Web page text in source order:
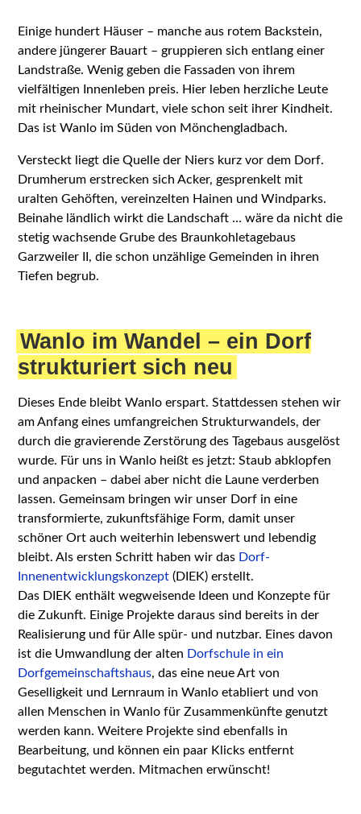
Einige hundert Häuser – manche aus rotem Backstein,
andere jüngerer Bauart – gruppieren sich entlang einer
Landstraße. Wenig geben die Fassaden von ihrem
vielfältigen Innenleben preis. Hier leben herzliche Leute
mit rheinischer Mundart, viele schon seit ihrer Kindheit.
Das ist Wanlo im Süden von Mönchengladbach.
Versteckt liegt die Quelle der Niers kurz vor dem Dorf.
Drumherum erstrecken sich Acker, gesprenkelt mit
uralten Gehöften, vereinzelten Hainen und Windparks.
Beinahe ländlich wirkt die Landschaft … wäre da nicht die
stetig wachsende Grube des Braunkohletagebaus
Garzweiler II, die schon unzählige Gemeinden in ihren
Tiefen begrub.
Wanlo im Wandel – ein Dorf
strukturiert sich neu
Dieses Ende bleibt Wanlo erspart. Stattdessen stehen wir
am Anfang eines umfangreichen Strukturwandels, der
durch die gravierende Zerstörung des Tagebaus ausgelöst
wurde. Für uns in Wanlo heißt es jetzt: Staub abklopfen
und anpacken – dabei aber nicht die Laune verderben
lassen. Gemeinsam bringen wir unser Dorf in eine
transformierte, zukunftsfähige Form, damit unser
schöner Ort auch weiterhin lebenswert und lebendig
bleibt. Als ersten Schritt haben wir das Dorf-
Innenentwicklungskonzept (DIEK) erstellt.
Das DIEK enthält wegweisende Ideen und Konzepte für
die Zukunft. Einige Projekte daraus sind bereits in der
Realisierung und für Alle spür- und nutzbar. Eines davon
ist die Umwandlung der alten Dorfschule in ein
Dorfgemeinschaftshaus, das eine neue Art von
Geselligkeit und Lernraum in Wanlo etabliert und von
allen Menschen in Wanlo für Zusammenkünfte genutzt
werden kann. Weitere Projekte sind ebenfalls in
Bearbeitung, und können ein paar Klicks entfernt
begutachtet werden. Mitmachen erwünscht!